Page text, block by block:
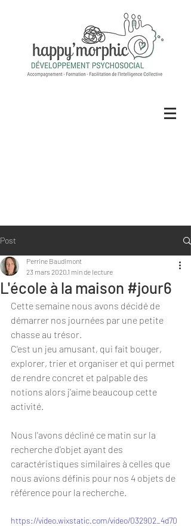
Post
L'école à la maison #jour6
Perrine Baudimont
23 mars 2020 1 min de lecture
Cette semaine nous avons décidé de
démarrer nos journées par une petite
chasse au trésor.
C'est un jeu amusant, qui fait bouger,
explorer, trier et organiser et qui permet
de rendre concret et palpable des
notions alors j'aime beaucoup cette
activité.
Nous l'avons décliné ce matin sur la
recherche d'objet ayant des
caractéristiques similaires à celles que
nous avions définis pour nos 4 objets de
référence pour la recherche.
https://video.wixstatic.com/video/032902_4d70